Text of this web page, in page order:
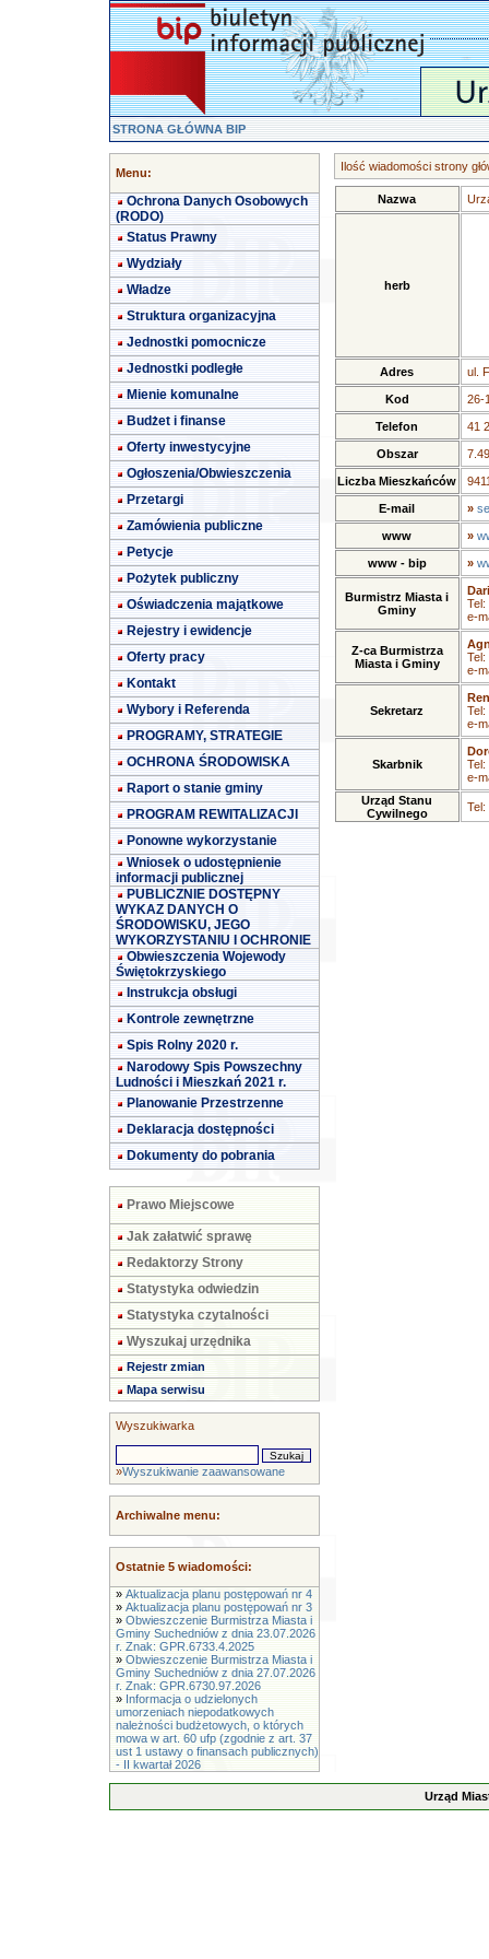
STRONA GŁÓWNA BIP
Menu:
Ochrona Danych Osobowych
(RODO)
Status Prawny
Wydziały
Władze
Struktura organizacyjna
Jednostki pomocnicze
Jednostki podległe
Mienie komunalne
Budżet i finanse
Oferty inwestycyjne
Ogłoszenia/Obwieszczenia
Przetargi
Zamówienia publiczne
Petycje
Pożytek publiczny
Oświadczenia majątkowe
Rejestry i ewidencje
Oferty pracy
Kontakt
Wybory i Referenda
PROGRAMY, STRATEGIE
OCHRONA ŚRODOWISKA
Raport o stanie gminy
PROGRAM REWITALIZACJI
Ponowne wykorzystanie
Wniosek o udostępnienie
informacji publicznej
PUBLICZNIE DOSTĘPNY
WYKAZ DANYCH O
ŚRODOWISKU, JEGO
WYKORZYSTANIU I OCHRONIE
Obwieszczenia Wojewody
Świętokrzyskiego
Instrukcja obsługi
Kontrole zewnętrzne
Spis Rolny 2020 r.
Narodowy Spis Powszechny
Ludności i Mieszkań 2021 r.
Planowanie Przestrzenne
Deklaracja dostępności
Dokumenty do pobrania
Prawo Miejscowe
Jak załatwić sprawę
Redaktorzy Strony
Statystyka odwiedzin
Statystyka czytalności
Wyszukaj urzędnika
Rejestr zmian
Mapa serwisu
Wyszukiwarka
»Wyszukiwanie zaawansowane
Archiwalne menu:
Ostatnie 5 wiadomości:
» Aktualizacja planu postępowań nr 4
» Aktualizacja planu postępowań nr 3
» Obwieszczenie Burmistrza Miasta i
Gminy Suchedniów z dnia 23.07.2026
r. Znak: GPR.6733.4.2025
» Obwieszczenie Burmistrza Miasta i
Gminy Suchedniów z dnia 27.07.2026
r. Znak: GPR.6730.97.2026
» Informacja o udzielonych
umorzeniach niepodatkowych
należności budżetowych, o których
mowa w art. 60 ufp (zgodnie z art. 37
ust 1 ustawy o finansach publicznych)
- II kwartał 2026
Ilość wiadomości strony
Nazwa
herb
Adres ul.
Kod 26-
Telefon 41
Obszar
Liczba Mieszkańców
E-mail »
www »
www - bip »
Burmistrz Miasta i
Gminy
Tel:
e-
Z-ca Burmistrza
Miasta i Gminy
Tel:
e-
Sekretarz
Tel:
e-
Skarbnik
Tel:
e-
Urząd Stanu
Cywilnego
Tel:
Urząd